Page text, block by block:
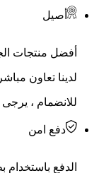
أصيل
أفضل منتجات
لدينا تعاون
للانضمام ، يرجى
دفع امن
الدفع باستخدام